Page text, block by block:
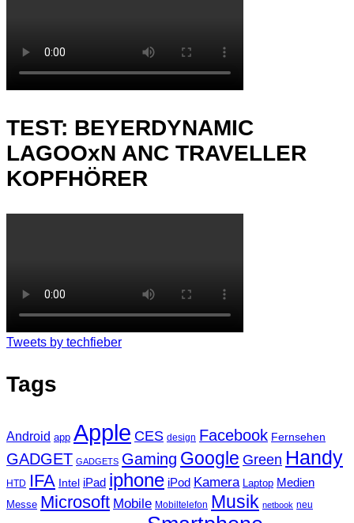
TEST: BEYERDYNAMIC
LAGOOxN ANC TRAVELLER
KOPFHÖRER
Tweets by techfieber
Tags
Android app Apple CES design Facebook Fernsehen
GADGET GADGETS Gaming Google Green Handy
HTD IFA Intel iPad iphone iPod Kamera Laptop Medien
Messe Microsoft Mobile Mobiltelefon Musik netbook neu